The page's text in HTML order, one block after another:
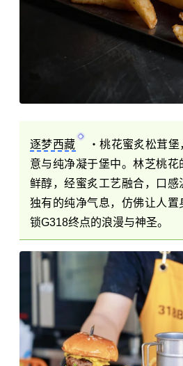
逐梦西藏 ・桃花蜜炙松茸堡
意与纯净凝于堡中。林芝桃花
鲜醇，经蜜炙工艺融合，口
独有的纯净气息，仿佛让人
锁G318终点的浪漫与神圣。